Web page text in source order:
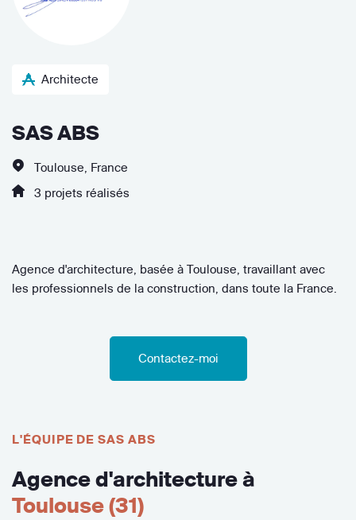
Architecte
SAS ABS
Toulouse, France
3 projets réalisés
Agence d'architecture, basée à Toulouse, travaillant avec
les professionnels de la construction, dans toute la France.
Contactez-moi
L'ÉQUIPE DE SAS ABS
Agence d'architecture à
Toulouse (31)